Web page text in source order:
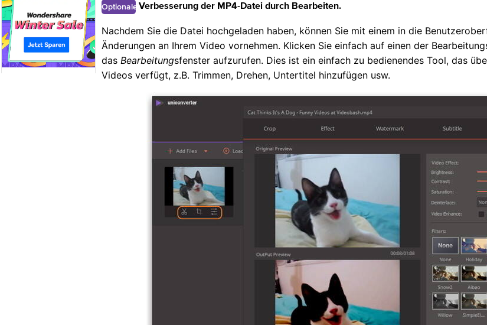
Optionale Verbesserung der MP4-Datei durch Bearbeiten.
Nachdem Sie die Datei hochgeladen haben, können Sie mit einem in die
Änderungen an Ihrem Video vornehmen. Klicken Sie einfach auf einen der
das Bearbeitungsfenster aufzurufen. Dies ist ein einfach zu bedienendes Tool, das
Videos verfügt, z.B. Trimmen, Drehen, Untertitel hinzufügen usw.